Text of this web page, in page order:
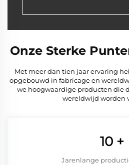
Onze Sterke
Met meer dan tien jaar ervaring
opgebouwd in fabricage en
we hoogwaardige producten die
wereldwijd worden
10 +
Jarenlange